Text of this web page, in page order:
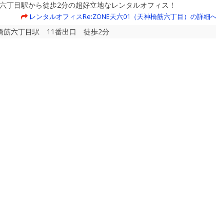
丁目駅から徒歩2分の超好立地なレンタルオフィス！
レンタルオフィスRe:ZONE天六01（天神橋筋六丁目）の詳細
筋六丁目駅 11番出口 徒歩2分